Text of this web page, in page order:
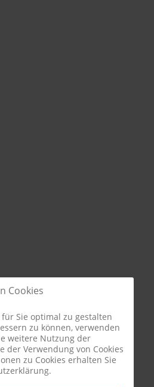
Cookies
Sie optimal zu gestalten
zu können, verwenden
weitere Nutzung der
der Verwendung von Cookies
zu Cookies erhalten Sie